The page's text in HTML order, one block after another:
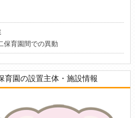
育園間での異動
育園の設置主体・施設情報